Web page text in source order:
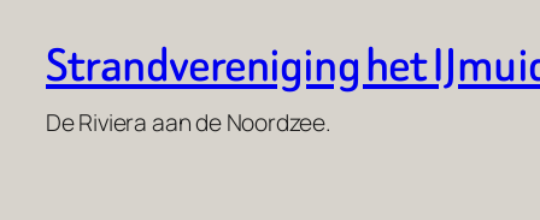
Strandvereniging het
De Riviera aan de Noordzee.